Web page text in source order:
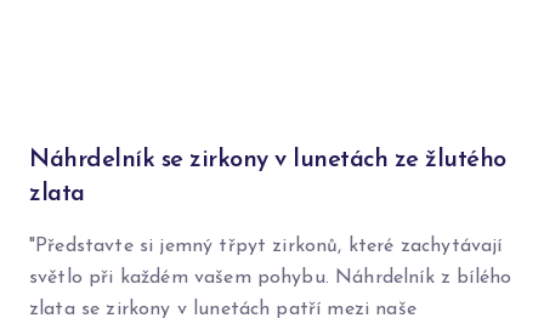
Náhrdelník se zirkony v lunetách ze žlutého
zlata
"Představte si jemný třpyt zirkonů, které zachytávají
světlo při každém vašem pohybu. Náhrdelník z bílého
zlata se zirkony v lunetách patří mezi naše